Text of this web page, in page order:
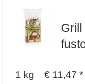
Grill
1 kg € 11,47 *